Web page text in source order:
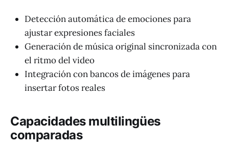
Detección automática de emociones para
ajustar expresiones faciales
Generación de música original sincronizada con
el ritmo del video
Integración con bancos de imágenes para
insertar fotos reales
Capacidades multilingües
comparadas